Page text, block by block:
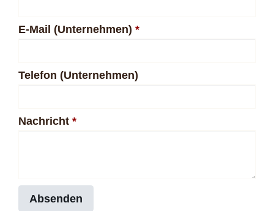
E-Mail (Unternehmen) *
Telefon (Unternehmen)
Nachricht *
Absenden